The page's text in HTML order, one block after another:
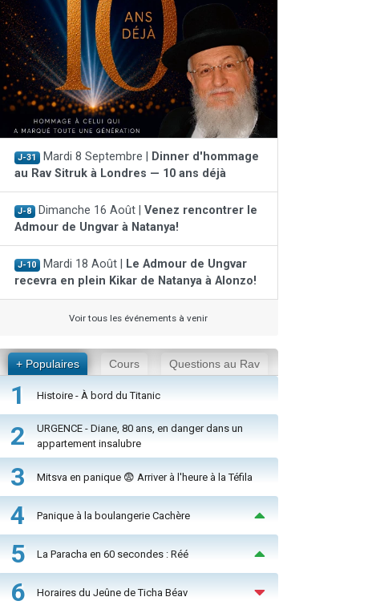
J-31 Mardi 8 Septembre |
Dinner d'hommage
au Rav Sitruk à Londres — 10 ans déjà
J-8 Dimanche 16 Août | Venez rencontrer le
Admour de Ungvar à Natanya!
J-10 Mardi 18 Août |
Le Admour de Ungvar
recevra en plein Kikar de Natanya à Alonzo!
Voir tous les événements à venir
+ Populaires Cours Questions au Rav
1 Histoire - À bord du Titanic
2
URGENCE - Diane, 80 ans, en danger dans un
appartement insalubre
3 Mitsva en panique 😨 Arriver à l'heure à la Téfila
4 Panique à la boulangerie Cachère
5 La Paracha en 60 secondes : Réé
6 Horaires du Jeûne de Ticha Béav